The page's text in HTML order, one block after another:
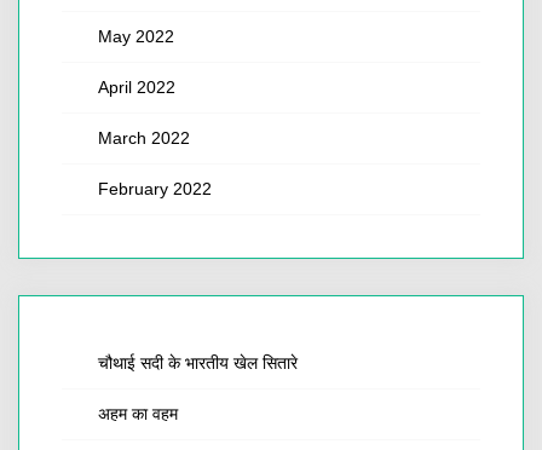
May 2022
April 2022
March 2022
February 2022
चौथाई सदी के भारतीय खेल सितारे
अहम का वहम